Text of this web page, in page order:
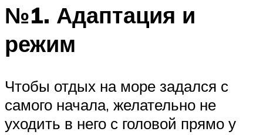
№1. Адаптация и
режим
Чтобы отдых на море задался с
самого начала, желательно не
уходить в него с головой прямо у